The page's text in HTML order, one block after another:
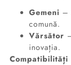
Gemeni –
comună.
Vărsător
inovația.
Compatibilități